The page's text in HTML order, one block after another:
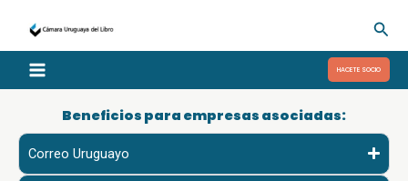
contenido
HACETE SOCIO
Beneficios para empresas asociadas:
Correo Uruguayo